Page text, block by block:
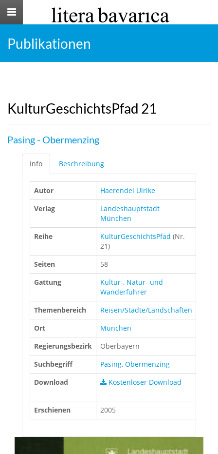
Toggle
Publikationen
KulturGeschichtsPfad 21
Pasing - Obermenzing
Info Beschreibung
Autor
Haerendel Ulrike
Verlag
Landeshauptstadt
München
Reihe
KulturGeschichtsPfad (Nr.
21)
Seiten
58
Gattung
Kultur-, Natur- und
Wanderführer
Themenbereich
Reisen/Städte/Landschaften
Ort
München
Regierungsbezirk
Oberbayern
Suchbegriff
Pasing, Obermenzing
Download
Kostenloser Download
Erschienen 2005